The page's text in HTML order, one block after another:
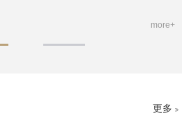
more+
更多